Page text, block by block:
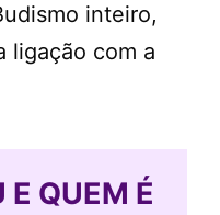
inteiro,
ligação com a
E QUEM É